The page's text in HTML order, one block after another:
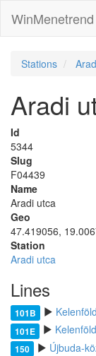
Stations
Aradi
Id
5344
Slug
F04439
Name
Aradi utca
Geo
47.419056,
Station
Aradi utca
Lines
101B
101E
150 Újbuda-